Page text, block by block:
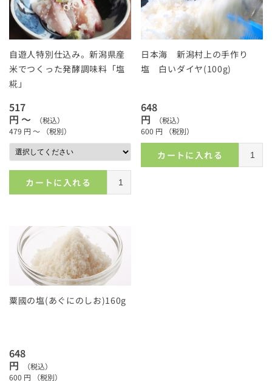
自遊人特別仕込み。新潟県産
米でつくった発酵調味料「塩
糀」
517
円 ～
（税込）
479 円 ～ （税別）
カートに入れる
日本海 新潟村上の手作り
塩 白いダイヤ(100g)
648
円
（税込）
600 円 （税別）
カートに入れる
粟國の塩(あぐにのしお)160g
648
円
（税込）
600 円 （税別）